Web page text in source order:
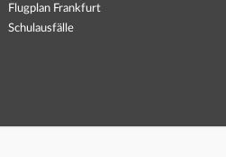
Flugplan Frankfurt
Schulausfälle